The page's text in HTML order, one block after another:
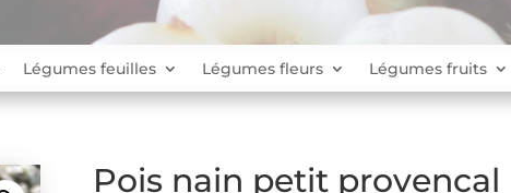
Légumes feuilles Légumes fleurs Légumes fruits
Pois nain petit provencal